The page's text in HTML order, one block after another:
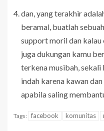
dan, yang terakhir
beramal, buatlah
support moril dan
juga dukungan kamu
terkena musibah, sekali
indah karena kawan
apabila saling
Tags: facebook komunitas